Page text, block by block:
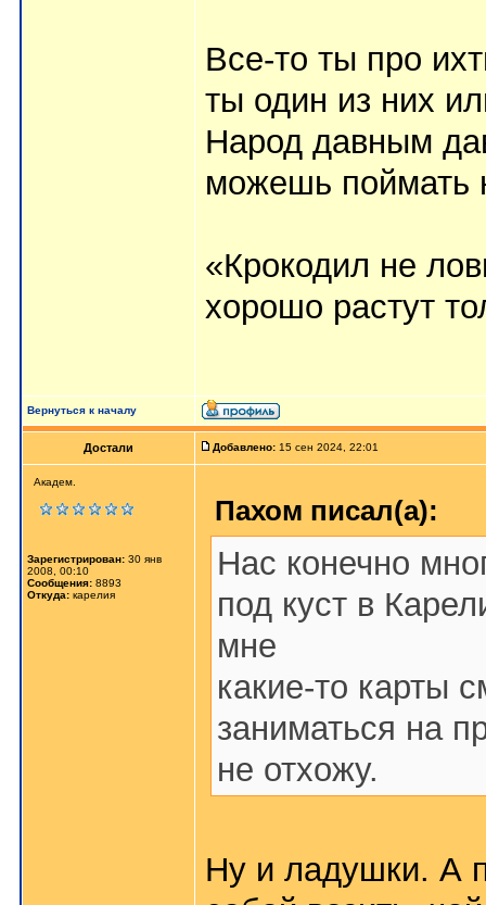
Все-то ты про
ты один из них
Народ давным
можешь поймать
«Крокодил не
хорошо растут
Вернуться к началу
Достали Добавлено: 15 сен 2024, 22:01
Академ.
Зарегистрирован: 30 янв
2008, 00:10
Сообщения: 8893
Откуда: карелия
Пахом писал(а):
Нас конечно
под куст в
мне
какие-то карты
заниматься на
не отхожу.
Ну и ладушки. А